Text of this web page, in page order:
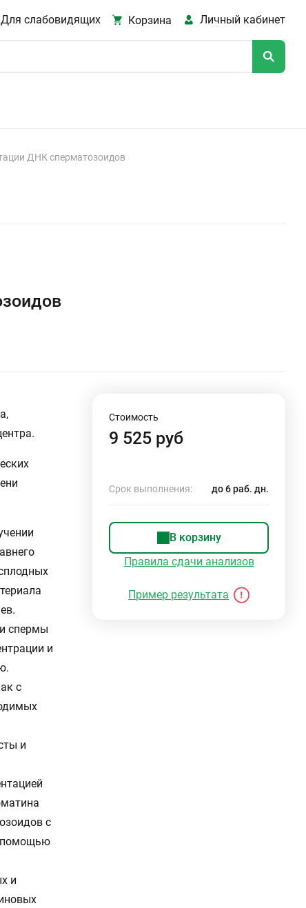
Для слабовидящих Корзина Личный кабинет
ДНК сперматозоидов
спермы
и
с
и
с
помощью
и
Стоимость
9 525 руб
Срок выполнения: до 6 раб. дн.
В корзину
Правила сдачи анализов
Пример результата